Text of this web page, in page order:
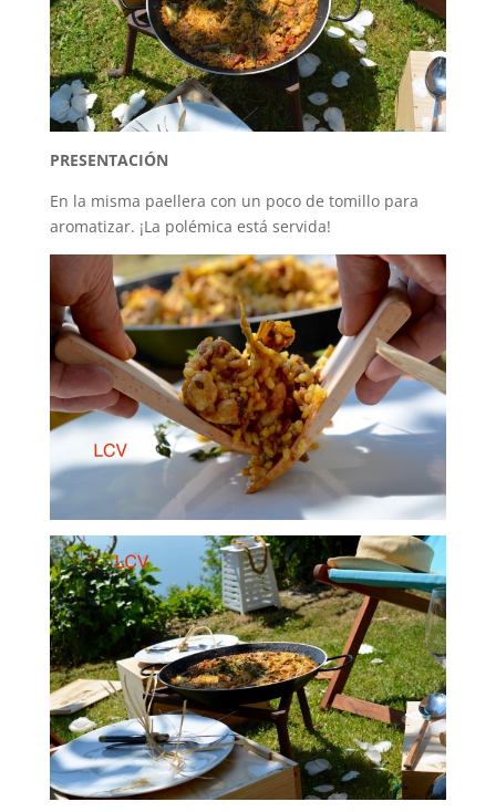
PRESENTACIÓN
En la misma paellera con un poco de tomillo para
aromatizar. ¡La polémica está servida!